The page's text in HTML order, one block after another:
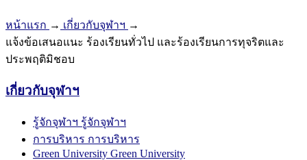
หน้าแรก → เกี่ยวกับจุฬาฯ →
แจ้งข้อเสนอแนะ ร้องเรียนทั่วไป และร้องเรียนการทุจริตและ
ประพฤติมิชอบ
เกี่ยวกับจุฬาฯ
รู้จักจุฬาฯ รู้จักจุฬาฯ
การบริหาร การบริหาร
Green University Green University